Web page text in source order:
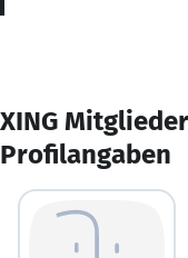
XING
Profilangaben